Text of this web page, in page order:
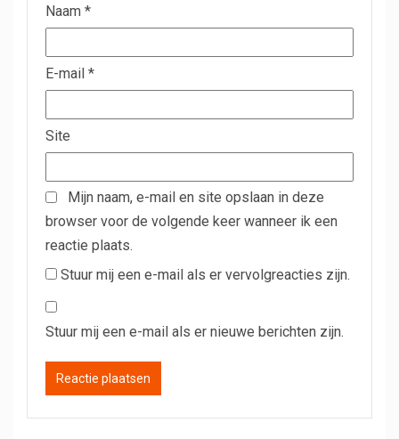
Naam *
E-mail *
Site
Mijn naam, e-mail en site opslaan in deze
browser voor de volgende keer wanneer ik een
reactie plaats.
Stuur mij een e-mail als er vervolgreacties zijn.
Stuur mij een e-mail als er nieuwe berichten zijn.